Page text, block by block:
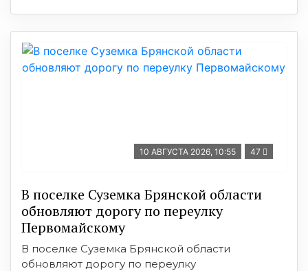
10 АВГУСТА 2026, 10:55 47
В поселке Суземка Брянской области
обновляют дорогу по переулку
Первомайскому
В поселке Суземка Брянской области
обновляют дорогу по переулку